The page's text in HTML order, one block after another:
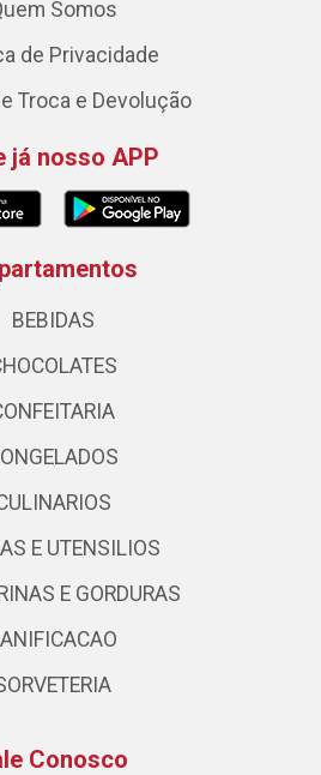
Somos
de Privacidade
Troca e Devolução
já nosso APP
BEBIDAS
E UTENSILIOS
E GORDURAS
Conosco